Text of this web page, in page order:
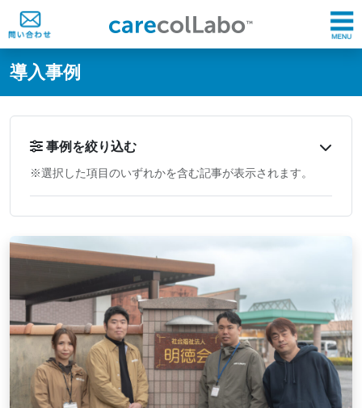
@ -0,0 +1,60 @@
導入事例
事例を絞り込む
※選択した項目のいずれかを含む記事が表示されます。